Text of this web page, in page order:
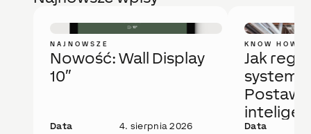
NAJNOWSZE
Nowość: Wall Display
10″
Data 4. sierpnia 2026
KNOW HOW
Jak
system
Postaw
Data